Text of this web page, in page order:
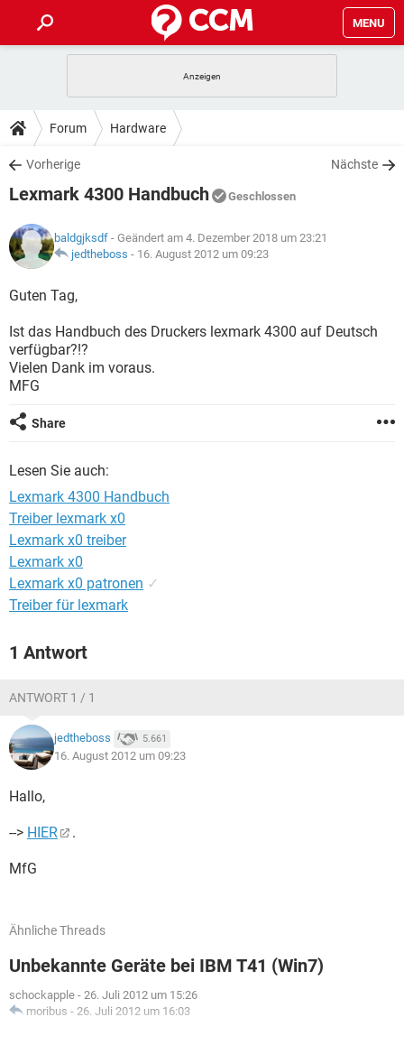
MENU
ANDROID
WINDOWS 10
WHATSAPP TIKTOK
FACEBOOK
TIPPS & TRICKS
SPIELE
WHATSAPP TIKTOK
FACEBOOK
DOWNLOADS
SPIELE STREAMING
ANDROID
WINDOWS 10 INSTAGRAM
WHATSAPP
SPIELE STREAMING
ANDROID
WINDOWS 10
WHATSAPP TIKTOK
FACEBOOK
LEXIKON
SPIELE
WINDOWS 10
WHATSAPP
FACEBOOK
Forum Hardware
Vorherige Nächste
Lexmark 4300 Handbuch Geschlossen
baldgjksdf - Geändert am 4. Dezember 2018 um 23:21
jedtheboss - 16. August 2012 um 09:23
Guten Tag,
Ist das Handbuch des Druckers lexmark 4300 auf Deutsch
verfügbar?!?
Vielen Dank im voraus.
MFG
Share
Lesen Sie auch:
Lexmark 4300 Handbuch
Treiber lexmark x0
Lexmark x0 treiber
Lexmark x0
Lexmark x0 patronen ✓
Treiber für lexmark
1 Antwort
ANTWORT 1 / 1
jedtheboss 5.661
16. August 2012 um 09:23
Hallo,
--> HIER .
MfG
Ähnliche Threads
Unbekannte Geräte bei IBM T41 (Win7)
schockapple - 26. Juli 2012 um 15:26
moribus - 26. Juli 2012 um 16:03